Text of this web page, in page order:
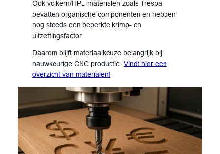
Ook volkern/HPL-materialen zoals Trespa
bevatten organische componenten en hebben
nog steeds een beperkte krimp- en
uitzettingsfactor.
Daarom blijft materiaalkeuze belangrijk bij
nauwkeurige CNC productie.Vindt hier een
overzicht van materialen!